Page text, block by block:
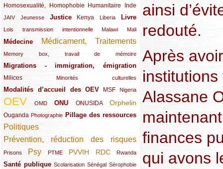
Homosexualité, Homophobie
(44/289) Humanitaire
(47/289) Inde
(34/289)
JAIV
(10/289)Jeunesse
(21/289) Justice
(65/289) Kenya
(35/289) Liberia
(25/289) Livre
(62/289)
Lois transmission intentionnelle
(24/289) Malawi
(11/289) Mali
(21/289)
Médecine
(62/289) Médicament, Traitements
(142/289)
Memory box, travail de mémoire
(11/289)
Migrations - immigration, émigration
(67/289)
Milices
(34/289) Minorités culturelles
(15/289)
Modalités d’accueil des OEV
(58/289) MSF
(54/289) Nigeria
(27/289)
OEV
(269/289) OMD
(26/289) ONU
(58/289) ONUSIDA
(44/289) Orphelin
(112/289)
Ouganda
(29/289) Photographie
(27/289) Pillage des ressources
(77/289)
Politiques
(120/289)
Prévention, réduction des risques
(131/289)
Prisons
(22/289) Psy
(119/289) PTME
(12/289) PVVIH
(111/289) RDC
(104/289) Rwanda
(23/289)
Santé publique
(59/289) Scolarisation
(9/289) Sénégal
(13/289) Sérophobie
(19/289)
ainsi
redouté.
Après
Alassane
finances
qui avons